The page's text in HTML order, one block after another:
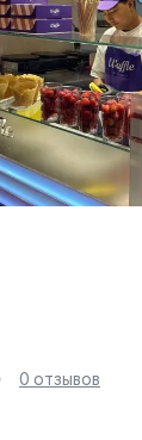
0 отзывов